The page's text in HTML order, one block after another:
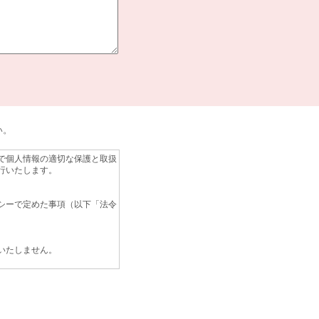
個人情報の適切な保護と取扱
たします。
ーで定めた事項（以下「法令
しません。